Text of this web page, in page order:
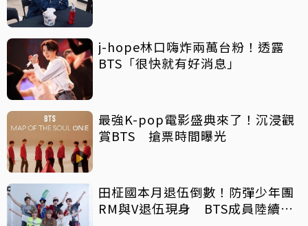
j-hope林口嗨炸兩萬台粉！透露
BTS「很快就有好消息」
最強K-pop電影盛典來了！沉浸觀
賞BTS 搶票時間曝光
田柾國本月退伍倒數！防彈少年團
RM與V退伍現身 BTS成員陸續回